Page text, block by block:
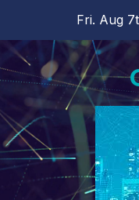
content
Fri. Aug